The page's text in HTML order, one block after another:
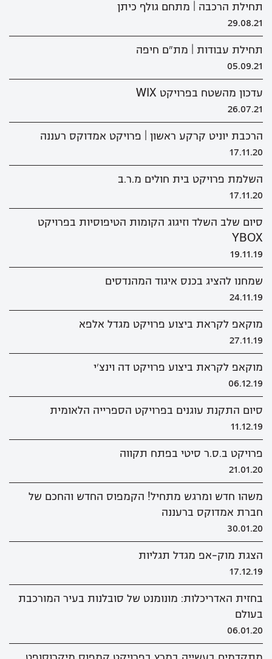
תחילת הרכבה | מתחם גולף כיתן
29.08.21
תחילת עבודות | מת"ם חיפה
05.09.21
עדכון מהשטח בפרויקט WIX
26.07.21
הרכבת יוניט קרקע ראשון | פרויקט אמדוקס רעננה
17.11.20
השלמת פרויקט בית חולים מ.ר.ב
17.11.20
סיום שלב השלד וזיגוג הקומות הטיפוסיות בפרויקט
YBOX
19.11.19
שמחנו להציג בכנס איגוד המהנדסים
24.11.19
מוקאפ לקראת ביצוע פרויקט מגדל אלפא
27.11.19
מוקאפ לקראת ביצוע פרויקט דה וינצ'י
06.12.19
סיום התקנת עוגנים בפרויקט הספרייה הלאומית
11.12.19
פרויקט ב.ס.ר סיטי בפתח תקווה
21.01.20
משהו חדש ומרגש מתחיל! הקמפוס החדש והחכם של
חברת אמדוקס ברעננה
30.01.20
הצגת מוק-אפ מגדל תגליות
17.12.19
בחזית האדריכלות: מונומנט של סובלנות בעיר המורכבת
בעולם
06.01.20